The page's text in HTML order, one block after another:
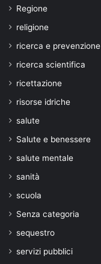
Regione
religione
ricerca e prevenzione
ricerca scientifica
ricettazione
risorse idriche
salute
Salute e benessere
salute mentale
sanità
scuola
Senza categoria
sequestro
servizi pubblici